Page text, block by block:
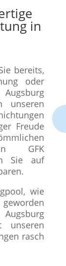
in
bereits,
oder
unseren
Freude
GFK
Sie auf
wie
unseren
rasch